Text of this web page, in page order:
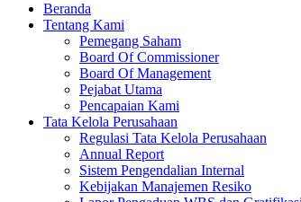
Beranda
Tentang Kami
Pemegang Saham
Board Of Commissioner
Board Of Management
Pejabat Utama
Pencapaian Kami
Tata Kelola Perusahaan
Regulasi Tata Kelola Perusahaan
Annual Report
Sistem Pengendalian Internal
Kebijakan Manajemen Resiko